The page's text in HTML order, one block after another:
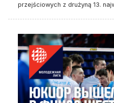
przejściowych z drużyną 13.